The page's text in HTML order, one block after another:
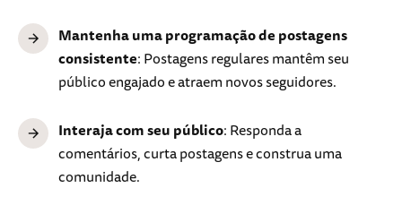
Mantenha uma programação de postagens
consistente: Postagens regulares mantêm seu
público engajado e atraem novos seguidores.
Interaja com seu público: Responda a
comentários, curta postagens e construa uma
comunidade.